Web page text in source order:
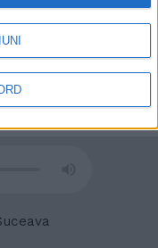
revenind la acest site
din partea de jos a